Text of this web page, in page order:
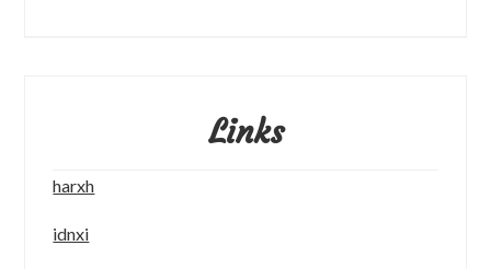
Links
harxh
idnxi